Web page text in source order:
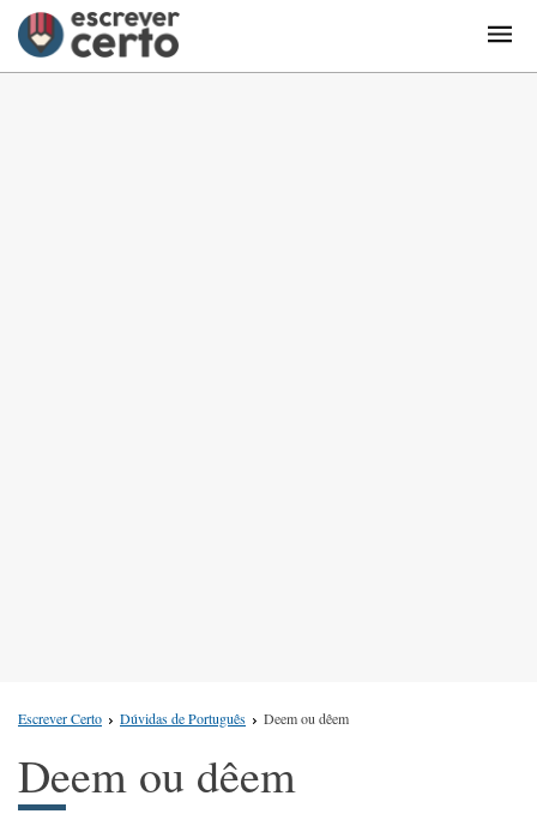
Escrever Certo Dúvidas de Português Deem ou dêem
Deem ou dêem